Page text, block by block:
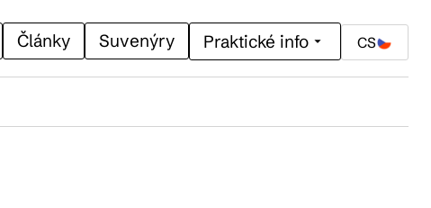
Články Suvenýry Praktické info CS